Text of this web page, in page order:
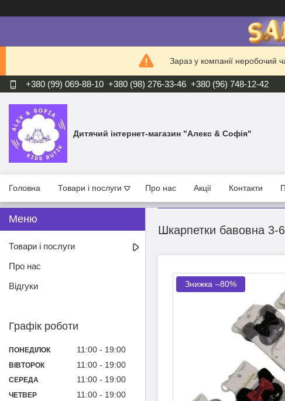
Зараз у компанії неробочий
+380 (99) 069-88-10 +380 (98) 276-33-46 +380 (96) 748-12-42
Дитячий інтернет-магазин "Алекс & Софія"
Головна Товари і послуги Про нас Акції Контакти
Шкарпетки бавовна 3-6
–80%
Товари і послуги
Про нас
Відгуки
Графік роботи
ПОНЕДІЛОК 11:00 19:00
ВІВТОРОК 11:00 19:00
СЕРЕДА 11:00 19:00
ЧЕТВЕР 11:00 19:00